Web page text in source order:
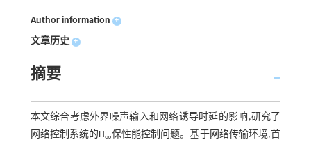
Author information +
文章历史 +
摘要
本文综合考虑外界噪声输入和网络诱导时延的影响,研究了
网络控制系统的H∞保性能控制问题。基于网络传输环境,首